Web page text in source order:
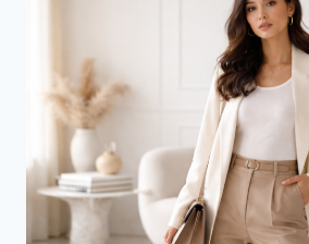
GENERASI